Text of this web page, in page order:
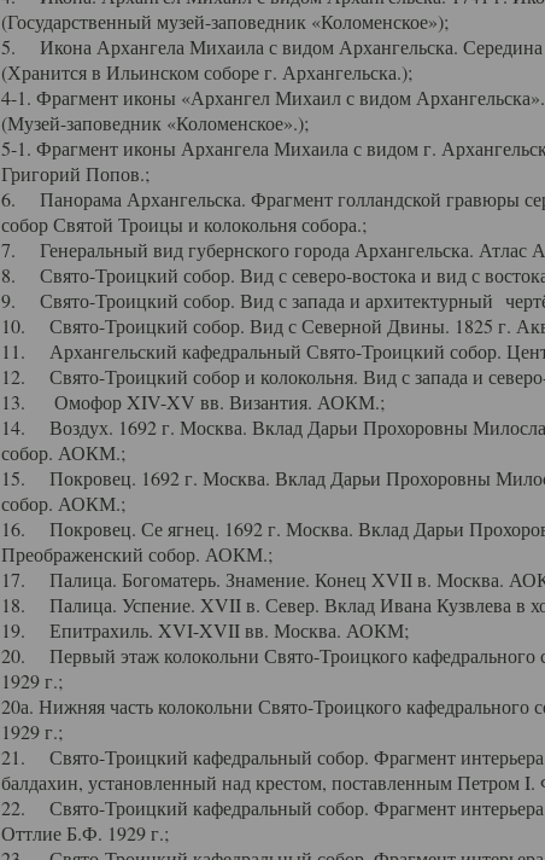
(Государственный музей-заповедник «Коломенское»);
5. Икона Архангела Михаила с видом Архангельска.
(Хранится в Ильинском соборе г. Архангельска.);
4-1. Фрагмент иконы «Архангел Михаил с видом
(Музей-заповедник «Коломенское».);
5-1. Фрагмент иконы Архангела Михаила с видом г.
Григорий Попов.;
6. Панорама Архангельска. Фрагмент голландской гравюры
собор Святой Троицы и колокольня собора.;
7. Генеральный вид губернского города Архангельска. Атлас
8. Свято-Троицкий собор. Вид с северо-востока и вид с
9. Свято-Троицкий собор. Вид с запада и архитектурный
10. Свято-Троицкий собор. Вид с Северной Двины. 1825 г.
11. Архангельский кафедральный Свято-Троицкий собор.
12. Свято-Троицкий собор и колокольня. Вид с запада и
13. Омофор XIV-XV вв. Византия. АОКМ.;
14. Воздух. 1692 г. Москва. Вклад Дарьи Прохоровны
собор. АОКМ.;
15. Покровец. 1692 г. Москва. Вклад Дарьи Прохоровны
собор. АОКМ.;
16. Покровец. Се ягнец. 1692 г. Москва. Вклад Дарьи
Преображенский собор. АОКМ.;
17. Палица. Богоматерь. Знамение. Конец XVII в. Москва.
18. Палица. Успение. XVII в. Север. Вклад Ивана Кузвлева в
19. Епитрахиль. XVI-XVII вв. Москва. АОКМ;
20. Первый этаж колокольни Свято-Троицкого кафедрального
1929 г.;
20а. Нижняя часть колокольни Свято-Троицкого
1929 г.;
21. Свято-Троицкий кафедральный собор. Фрагмент
балдахин, установленный над крестом, поставленным Петром
22. Свято-Троицкий кафедральный собор. Фрагмент
Оттлие Б.Ф. 1929 г.;